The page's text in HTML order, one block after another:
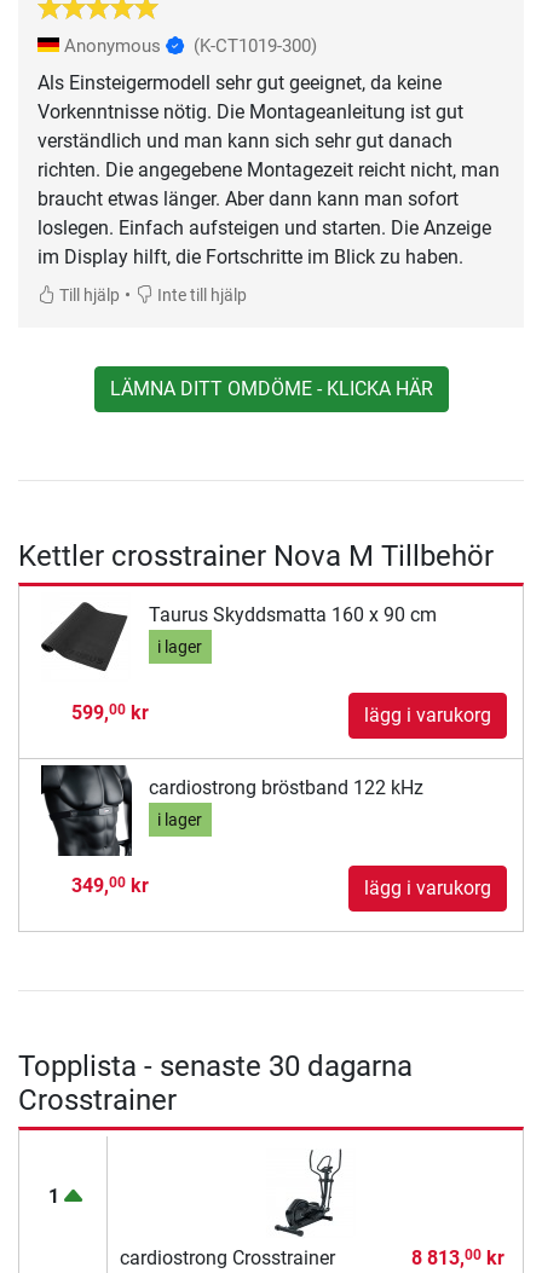
Anonymous (K-CT1019-300)
Als Einsteigermodell sehr gut geeignet, da keine
Vorkenntnisse nötig. Die Montageanleitung ist gut
verständlich und man kann sich sehr gut danach
richten. Die angegebene Montagezeit reicht nicht, man
braucht etwas länger. Aber dann kann man sofort
loslegen. Einfach aufsteigen und starten. Die Anzeige
im Display hilft, die Fortschritte im Blick zu haben.
Till hjälp • Inte till hjälp
LÄMNA DITT OMDÖME - KLICKA HÄR
Kettler crosstrainer Nova M Tillbehör
Taurus Skyddsmatta 160 x 90 cm
i lager
599,00kr lägg i varukorg
cardiostrong bröstband 122 kHz
i lager
349,00kr lägg i varukorg
Topplista - senaste 30 dagarna
Crosstrainer
1
cardiostrong Crosstrainer
8 813,00kr